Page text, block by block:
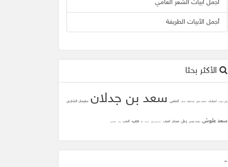
أجمل أبيات الشعر العامي
أجمل الأبيات الطريفة
الأكثر بحثا
وأني دعوت أصابك أصابك عشق لما تلاقينا يا عيد المتنبي سعد بن جدلان سليمان الشاردي
سعد علوش سلطان الهاجري زعل صباح الغياب محمد علي جنيدي المحبه ثقه حب الحب زانت الشافعي
-